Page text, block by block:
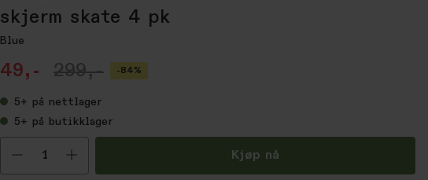
skjerm skate 4 pk
Blue
49,- 299,- -84%
5+ på nettlager
5+ på butikklager
Velg antall Kjøp nå